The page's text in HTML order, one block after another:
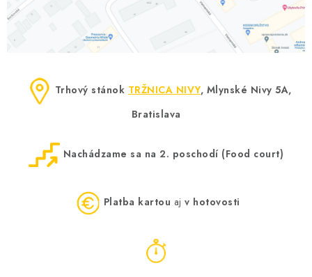
Fotogaléria
Obchodné podmienky
Ochrana osobných údajov
Vrátenie tovaru, výmena a reklamácie
Veľkoobchod
Trhový stánok TRŽNICA NIVY, Mlynské Nivy 5A,
Bratislava
Nachádzame sa na 2. poschodí (Food court)
Platba kartou aj v hotovosti